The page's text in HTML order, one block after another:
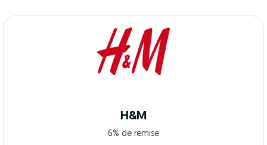
H&M
6% de remise